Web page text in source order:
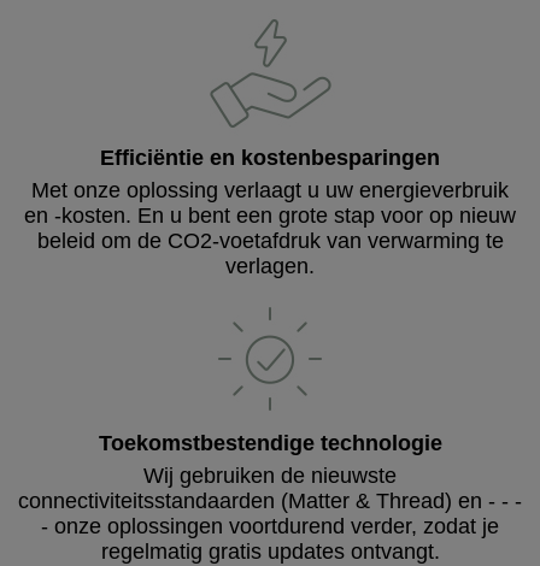
Efficiëntie en kostenbesparingen
Met onze oplossing verlaagt u uw energieverbruik
en -kosten. En u bent een grote stap voor op nieuw
beleid om de CO2-voetafdruk van verwarming te
verlagen.
Toekomstbestendige technologie
Wij gebruiken de nieuwste
connectiviteitsstandaarden (Matter & Thread) en - - -
- onze oplossingen voortdurend verder, zodat je
regelmatig gratis updates ontvangt.